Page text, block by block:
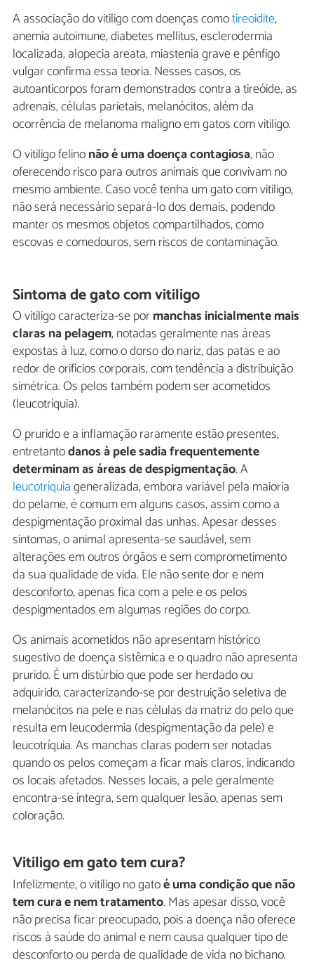
A associação do vitiligo com doenças comotireoidite,
anemia autoimune, diabetes mellitus, esclerodermia
localizada, alopecia areata, miastenia grave e pênfigo
vulgar confirma essa teoria. Nesses casos, os
autoanticorpos foram demonstrados contra a tireóide, as
adrenais, células parietais, melanócitos, além da
ocorrência de melanoma maligno em gatos com vitiligo.
O vitiligo felinonão é uma doença contagiosa, não
oferecendo risco para outros animais que convivam no
mesmo ambiente. Caso você tenha um gato com vitiligo,
não será necessário separá-lo dos demais, podendo
manter os mesmos objetos compartilhados, como
escovas e comedouros, sem riscos de contaminação.
Sintoma de gato com vitiligo
O vitiligo caracteriza-se pormanchas inicialmente mais
claras na pelagem, notadas geralmente nas áreas
expostas à luz, como o dorso do nariz, das patas e ao
redor de orifícios corporais, com tendência a distribuição
simétrica. Os pelos também podem ser acometidos
(leucotríquia).
O prurido e a inflamação raramente estão presentes,
entretantodanos à pele sadia frequentemente
determinam as áreas de despigmentação. A
leucotríquiageneralizada, embora variável pela maioria
do pelame, é comum em alguns casos, assim como a
despigmentação proximal das unhas. Apesar desses
sintomas, o animal apresenta-se saudável, sem
alterações em outros órgãos e sem comprometimento
da sua qualidade de vida. Ele não sente dor e nem
desconforto, apenas fica com a pele e os pelos
despigmentados em algumas regiões do corpo.
Os animais acometidos não apresentam histórico
sugestivo de doença sistêmica e o quadro não apresenta
prurido. É um distúrbio que pode ser herdado ou
adquirido, caracterizando-se por destruição seletiva de
melanócitos na pele e nas células da matriz do pelo que
resulta em leucodermia (despigmentação da pele) e
leucotríquia. As manchas claras podem ser notadas
quando os pelos começam a ficar mais claros, indicando
os locais afetados. Nesses locais, a pele geralmente
encontra-se íntegra, sem qualquer lesão, apenas sem
coloração.
Vitiligo em gato tem cura?
Infelizmente, o vitiligo no gatoé uma condição que não
tem cura e nem tratamento. Mas apesar disso, você
não precisa ficar preocupado, pois a doença não oferece
riscos à saúde do animal e nem causa qualquer tipo de
desconforto ou perda de qualidade de vida no bichano.